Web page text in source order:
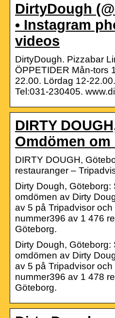
DirtyDough
• Instagram
videos
DirtyDough. Pizzabar
ÖPPETIDER Mån-tors
22.00. Lördag 12-
Tel:031-230405.
DIRTY
Omdömen
DIRTY DOUGH,
restauranger –
Dirty Dough, Göteborg:
omdömen av Dirty
av 5 på Tripadvisor
nummer396 av 1 476
Göteborg.
Dirty Dough, Göteborg:
omdömen av Dirty
av 5 på Tripadvisor
nummer396 av 1 478
Göteborg.